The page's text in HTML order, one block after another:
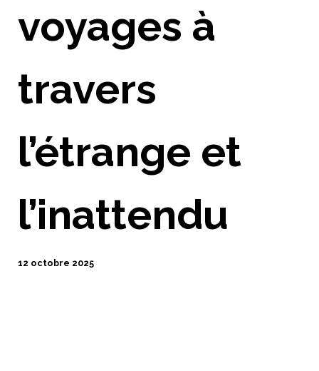
voyages à
travers
l’étrange et
l’inattendu
12 octobre 2025